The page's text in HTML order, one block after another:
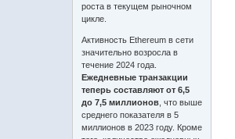
роста в текущем рыночном
цикле.
Активность Ethereum в сети
значительно возросла в
течение 2024 года.
Ежедневные транзакции
теперь составляют от 6,5
до 7,5 миллионов , что выше
среднего показателя в 5
миллионов в 2023 году. Кроме